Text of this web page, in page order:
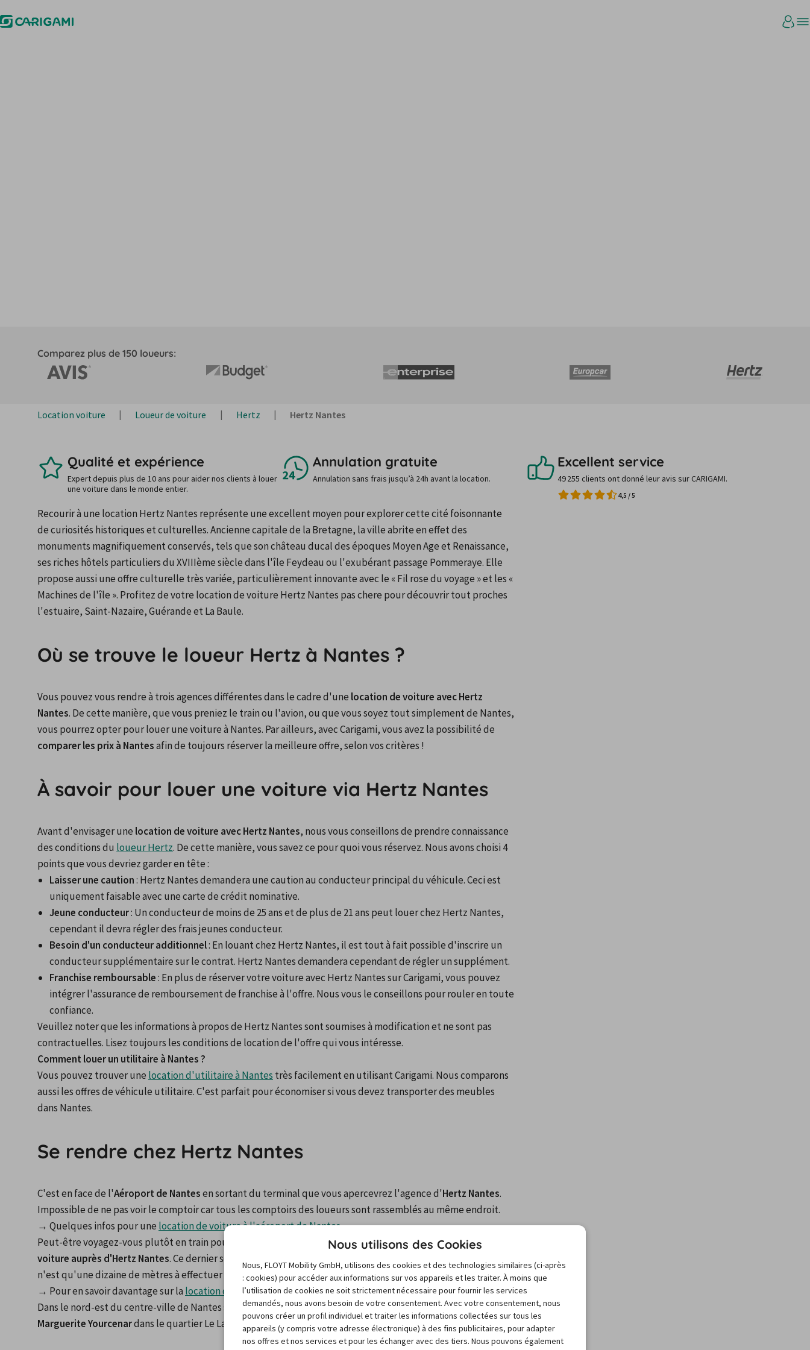
Comparez plus de 150 loueurs:
Location voiture Loueur de voiture Hertz Hertz Nantes
Qualité et expérience
Expert depuis plus de 10 ans pour aider nos clients à louer
une voiture dans le monde entier.
Annulation gratuite
Annulation sans frais jusqu’à 24h avant la location.
Excellent service
49 255 clients ont donné leur avis sur CARIGAMI.
4,5 /5
Recourir à une location Hertz Nantes représente une excellent moyen pour explorer cette cité foisonnante
de curiosités historiques et culturelles. Ancienne capitale de la Bretagne, la ville abrite en effet des
monuments magnifiquement conservés, tels que son château ducal des époques Moyen Age et Renaissance,
ses riches hôtels particuliers du XVIIIème siècle dans l'île Feydeau ou l'exubérant passage Pommeraye. Elle
propose aussi une offre culturelle très variée, particulièrement innovante avec le « Fil rose du voyage » et les «
Machines de l'île ». Profitez de votre location de voiture Hertz Nantes pas chere pour découvrir tout proches
l'estuaire, Saint-Nazaire, Guérande et La Baule.
Où se trouve le loueur Hertz à Nantes ?
Vous pouvez vous rendre à trois agences différentes dans le cadre d'une location de voiture avec Hertz
Nantes. De cette manière, que vous preniez le train ou l'avion, ou que vous soyez tout simplement de Nantes,
comparer les prix à Nantes afin de toujours réserver la meilleure offre, selon vos critères !
À savoir pour louer une voiture via Hertz Nantes
Avant d'envisager une location de voiture avec Hertz Nantes, nous vous conseillons de prendre connaissance
des conditions du loueur Hertz. De cette manière, vous savez ce pour quoi vous réservez. Nous avons choisi 4
points que vous devriez garder en tête :
Laisser une caution : Hertz Nantes demandera une caution au conducteur principal du véhicule. Ceci est
uniquement faisable avec une carte de crédit nominative.
Jeune conducteur : Un conducteur de moins de 25 ans et de plus de 21 ans peut louer chez Hertz Nantes,
cependant il devra régler des frais jeunes conducteur.
Besoin d'un conducteur additionnel : En louant chez Hertz Nantes, il est tout à fait possible d'inscrire un
conducteur supplémentaire sur le contrat. Hertz Nantes demandera cependant de régler un supplément.
Franchise remboursable : En plus de réserver votre voiture avec Hertz Nantes sur Carigami, vous pouvez
intégrer l'assurance de remboursement de franchise à l'offre. Nous vous le conseillons pour rouler en toute
confiance.
Veuillez noter que les informations à propos de Hertz Nantes sont soumises à modification et ne sont pas
contractuelles. Lisez toujours les conditions de location de l'offre qui vous intéresse.
Comment louer un utilitaire à Nantes ?
Vous pouvez trouver une location d'utilitaire à Nantes très facilement en utilisant Carigami. Nous comparons
aussi les offres de véhicule utilitaire. C'est parfait pour économiser si vous devez transporter des meubles
dans Nantes.
Se rendre chez Hertz Nantes
C'est en face de l'Aéroport de Nantes en sortant du terminal que vous apercevrez l'agence d'Hertz Nantes.
Impossible de ne pas voir le comptoir car tous les comptoirs des loueurs sont rassemblés au même endroit.
→ Quelques infos pour une location de voiture à l'aéroport de Nantes.
Peut-être voyagez-vous plutôt en train pour vous rendre à Nantes. Dans ce cas-là, vous pourrez louer une
voiture auprès d'Hertz Nantes. Ce dernier se situe dans la
n'est qu'une dizaine de mètres à effectuer !
→ Pour en savoir davantage sur la location de voiture à la gare de Nantes.
Dans le nord-est du centre-ville de Nantes se trouve une agence d'Hertz Nantes. L'adresse est le 2 rue
Marguerite Yourcenar dans le quartier Le Landeau.
Nous utilisons des Cookies
Nous, FLOYT Mobility GmbH, utilisons des cookies et des technologies similaires (ci-après
: cookies) pour accéder aux informations sur vos appareils et les traiter. À moins que
l’utilisation de cookies ne soit strictement nécessaire pour fournir les services
demandés, nous avons besoin de votre consentement. Avec votre consentement, nous
pouvons créer un profil individuel et traiter les informations collectées sur tous les
appareils (y compris votre adresse électronique) à des fins publicitaires, pour adapter
nos offres et nos services et pour les échanger avec des tiers. Nous pouvons également